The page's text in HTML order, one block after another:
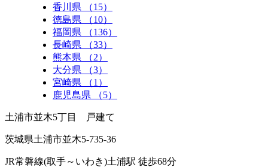
香川県 （15）
徳島県 （10）
福岡県 （136）
長崎県 （33）
熊本県 （2）
大分県 （3）
宮崎県 （1）
鹿児島県 （5）
土浦市並木5丁目 戸建て
茨城県土浦市並木5-735-36
JR常磐線(取手～いわき)土浦駅 徒歩68分